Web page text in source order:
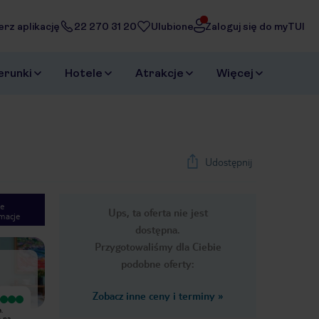
aplikację 22 270 31 20 Ulubione Zaloguj się do myTUI
Hotele Atrakcje Więcej
Udostępnij
Ups, ta oferta nie jest
dostępna.
Przygotowaliśmy dla Ciebie
podobne oferty:
Zobacz inne ceny i terminy »
Next slide
1/
Wyjątkowy